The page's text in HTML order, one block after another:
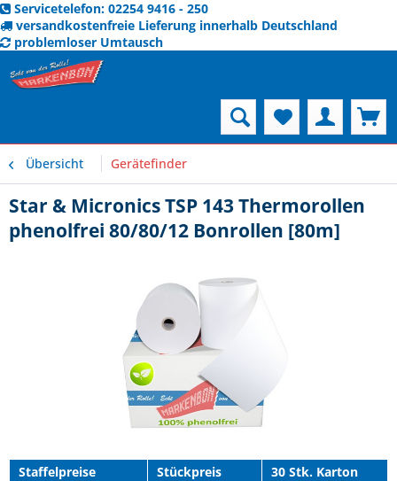
Servicetelefon: 02254 9416 - 250
versandkostenfreie Lieferung innerhalb Deutschland
problemloser Umtausch
Übersicht Gerätefinder
Star & Micronics TSP 143 Thermorollen
phenolfrei 80/80/12 Bonrollen [80m]
Staffelpreise Stückpreis 30 Stk. Karton